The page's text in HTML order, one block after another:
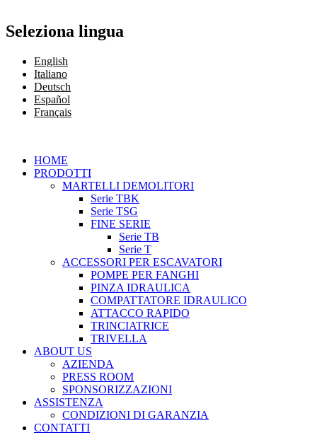
Seleziona lingua
English
Italiano
Deutsch
Español
Français
HOME
PRODOTTI
MARTELLI DEMOLITORI
Serie TBK
Serie TSG
FINE SERIE
Serie TB
Serie T
ACCESSORI PER ESCAVATORI
POMPE PER FANGHI
PINZA IDRAULICA
COMPATTATORE IDRAULICO
ATTACCO RAPIDO
TRINCIATRICE
TRIVELLA
ABOUT US
AZIENDA
PRESS ROOM
SPONSORIZZAZIONI
ASSISTENZA
CONDIZIONI DI GARANZIA
CONTATTI